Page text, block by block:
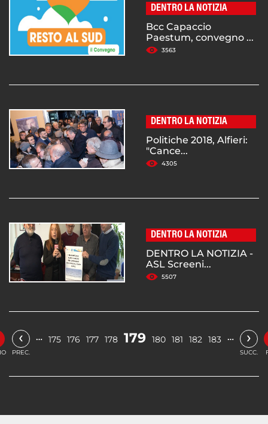
DENTRO LA NOTIZIA
Bcc Capaccio
Paestum, convegno ...
3563
DENTRO LA NOTIZIA
Politiche 2018, Alfieri:
"Cance...
4305
DENTRO LA NOTIZIA
DENTRO LA NOTIZIA -
ASL Screeni...
5507
‹
PREC.
… 175 176 177 178 179 180 181 182 183 … ›
SUCC.